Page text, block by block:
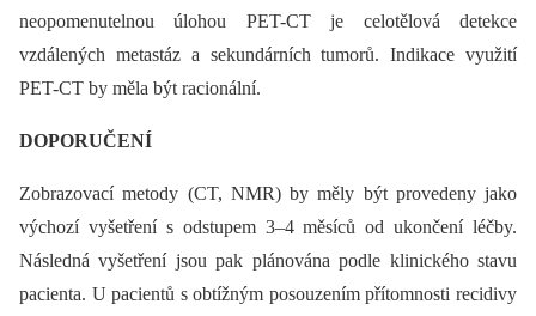
neopomenutelnou úlohou PET-CT je celotělová detekce
vzdálených metastáz a sekundárních tumorů. Indikace využití
PET-CT by měla být racionální.
DOPORUČENÍ
Zobrazovací metody (CT, NMR) by měly být provedeny jako
výchozí vyšetření s odstupem 3–4 měsíců od ukončení léčby.
Následná vyšetření jsou pak plánována podle klinického stavu
pacienta. U pacientů s obtížným posouzením přítomnosti recidivy